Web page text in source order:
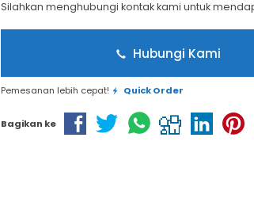
Silahkan menghubungi kontak kami untuk
Hubungi Kami
Pemesanan lebih cepat! Quick Order
Bagikan ke